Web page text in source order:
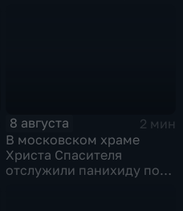
8 августа
2 мин
В московском храме
Христа Спасителя
отслужили панихиду по